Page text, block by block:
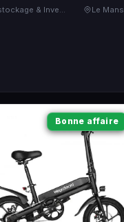
Destockage & Invendus
Le Mans
Bonne affaire